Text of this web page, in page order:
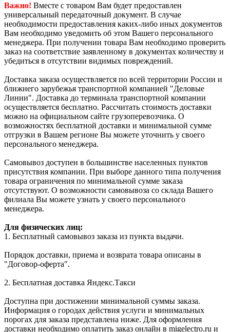
Важно! Вместе с товаром Вам будет предоставлен
универсальный передаточный документ. В случае
необходимости предоставления каких-либо иных документов
Вам необходимо уведомить об этом Вашего персонального
менеджера. При получении товара Вам необходимо проверить
заказ на соответствие заявленному в документах количеству и
убедиться в отсутствии видимых повреждений.
Доставка заказа осуществляется по всей территории России и
ближнего зарубежья транспортной компанией "Деловые
Линии". Доставка до терминала транспортной компании
осуществляется бесплатно. Рассчитать стоимость доставки
можно на официальном сайте грузоперевозчика. О
возможностях бесплатной доставки и минимальной сумме
отгрузки в Вашем регионе Вы можете уточнить у своего
персонального менеджера.
Самовывоз доступен в большинстве населенных пунктов
присутствия компании. При выборе данного типа получения
товара ограничения по минимальной сумме заказа
отсутствуют. О возможности самовывоза со склада Вашего
филиала Вы можете узнать у своего персонального
менеджера.
Для физических лиц:
1. Бесплатный самовывоз заказа из пункта выдачи.
Порядок доставки, приема и возврата товара описаны в
"Договор-оферта".
2. Бесплатная доставка Яндекс.Такси
Доступна при достижении минимальной суммы заказа.
Информация о городах действия услуги и минимальных
порогах для заказа представлена ниже. Для оформления
доставки необходимо оплатить заказ онлайн в migelectro.ru и